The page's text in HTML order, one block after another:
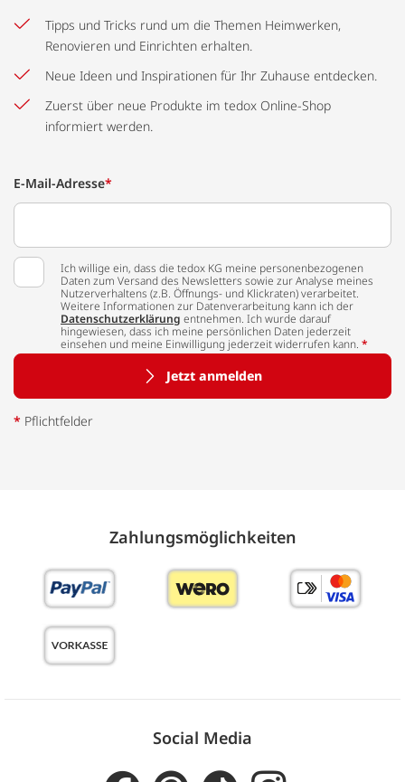
Tipps und Tricks rund um die Themen Heimwerken,
Renovieren und Einrichten erhalten.
Neue Ideen und Inspirationen für Ihr Zuhause entdecken.
Zuerst über neue Produkte im tedox Online-Shop
informiert werden.
E-Mail-Adresse*
Ich willige ein, dass die tedox KG meine personenbezogenen
Daten zum Versand des Newsletters sowie zur Analyse meines
Nutzerverhaltens (z.B. Öffnungs- und Klickraten) verarbeitet.
Weitere Informationen zur Datenverarbeitung kann ich der
Datenschutzerklärung entnehmen. Ich wurde darauf
hingewiesen, dass ich meine persönlichen Daten jederzeit
einsehen und meine Einwilligung jederzeit widerrufen kann. *
Jetzt anmelden
* Pflichtfelder
Zahlungs­möglich­keiten
Social Media